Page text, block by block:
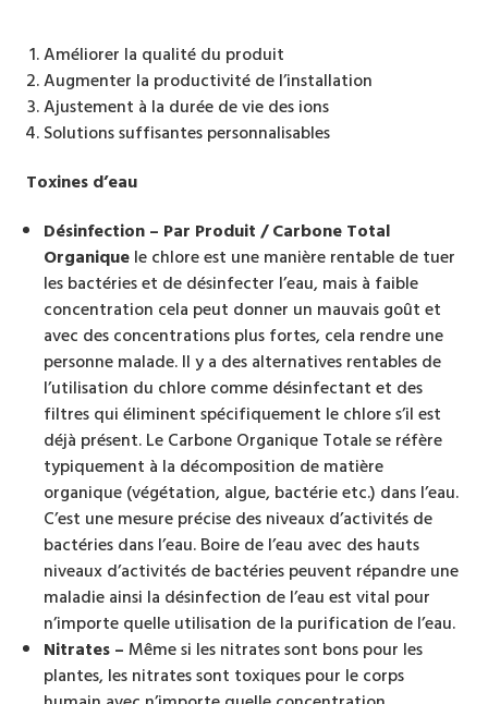
Améliorer la qualité du produit
Augmenter la productivité de l’installation
Ajustement à la durée de vie des ions
Solutions suffisantes personnalisables
Toxines d’eau
Désinfection – Par Produit / Carbone Total
Organiquele chlore est une manière rentable de tuer
les bactéries et de désinfecter l’eau, mais à faible
concentration cela peut donner un mauvais goût et
avec des concentrations plus fortes, cela rendre une
personne malade. Il y a des alternatives rentables de
l’utilisation du chlore comme désinfectant et des
filtres qui éliminent spécifiquement le chlore s’il est
déjà présent. Le Carbone Organique Totale se réfère
typiquement à la décomposition de matière
organique (végétation, algue, bactérie etc.) dans l’eau.
C’est une mesure précise des niveaux d’activités de
bactéries dans l’eau. Boire de l’eau avec des hauts
niveaux d’activités de bactéries peuvent répandre une
maladie ainsi la désinfection de l’eau est vital pour
n’importe quelle utilisation de la purification de l’eau.
Nitrates –Même si les nitrates sont bons pour les
plantes, les nitrates sont toxiques pour le corps